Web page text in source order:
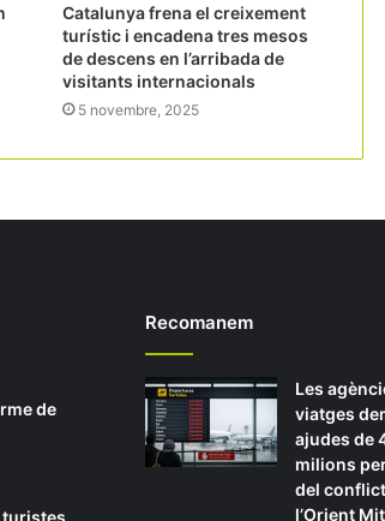
Catalunya frena el creixement
turístic i encadena tres mesos
de descens en l’arribada de
visitants internacionals
5 novembre, 2025
de
turistes
Recomanem
Les
viatges
ajudes de
milions
del
l’Orient